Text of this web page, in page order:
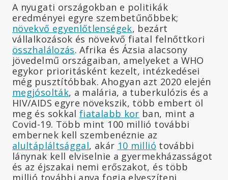
A nyugati országokban e politikák
eredményei egyre szembetűnőbbek;
növekvő egyenlőtlenségek, bezárt
vállalkozások és növekvő fiatal felnőttkori
összhalálozás. Afrika és Ázsia alacsony
jövedelmű országaiban, amelyeket a WHO
egykor prioritásként kezelt, intézkedései
még pusztítóbbak. Ahogyan azt 2020 elején
megjósolták, a malária, a tuberkulózis és a
HIV/AIDS egyre növekszik, több embert öl
meg és sokkalfiatalabb kor ban, mint a
Covid-19. Több mint 100 millió további
embernek kell szembenéznie az
alultápláltsággal, akár 10 millió további
lánynak kell elviselnie a gyermekházasságot
és az éjszakai nemi erőszakot, és több
millió további anya fogja elveszíteni